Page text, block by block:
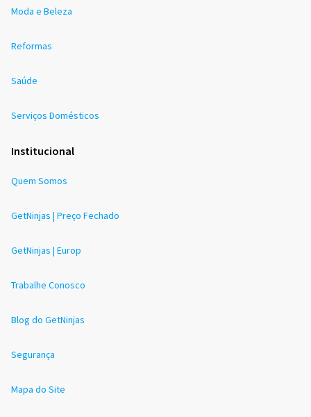
Moda e Beleza
Reformas
Saúde
Serviços Domésticos
Institucional
Quem Somos
GetNinjas | Preço Fechado
GetNinjas | Europ
Trabalhe Conosco
Blog do GetNinjas
Segurança
Mapa do Site